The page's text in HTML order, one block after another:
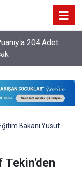
204 Adet
Bakanı Yusuf
Tekin'den